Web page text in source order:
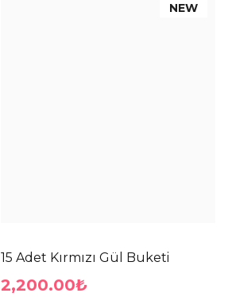
NEW
15 Adet Kırmızı Gül Buketi
2,200.00₺